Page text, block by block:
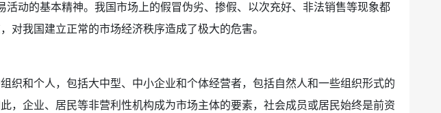
活动的基本精神。我国市场上的假冒伪劣、掺假、以次充好、非法销售等现象都
对我国建立正常的市场经济秩序造成了极大的危害。
织和个人，包括大中型、中小企业和个体经营者，包括自然人和一些组织形式的
，企业、居民等非营利性机构成为市场主体的要素，社会成员或居民始终是前资